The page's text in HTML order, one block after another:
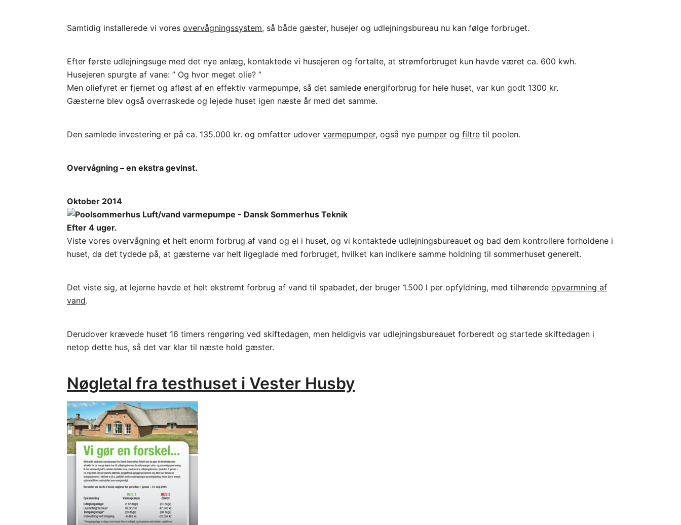
Samtidig installerede vi vores overvågningssystem, så både gæster, husejer og udlejningsbureau nu kan følge forbruget.
Efter første udlejningsuge med det nye anlæg, kontaktede vi husejeren og fortalte, at strømforbruget kun havde været ca. 600 kwh.
Husejeren spurgte af vane: ” Og hvor meget olie? ”
Men oliefyret er fjernet og afløst af en effektiv varmepumpe, så det samlede energiforbrug for hele huset, var kun godt 1300 kr.
Gæsterne blev også overraskede og lejede huset igen næste år med det samme.
Den samlede investering er på ca. 135.000 kr. og omfatter udover varmepumper, også nye pumper og filtre til poolen.
Overvågning – en ekstra gevinst.
Oktober 2014
Efter 4 uger.
Viste vores overvågning et helt enorm forbrug af vand og el i huset, og vi kontaktede udlejningsbureauet og bad dem kontrollere forholdene i
huset, da det tydede på, at gæsterne var helt ligeglade med forbruget, hvilket kan indikere samme holdning til sommerhuset generelt.
Det viste sig, at lejerne havde et helt ekstremt forbrug af vand til spabadet, der bruger 1.500 l per opfyldning, med tilhørende opvarmning af
vand.
Derudover krævede huset 16 timers rengøring ved skiftedagen, men heldigvis var udlejningsbureauet forberedt og startede skiftedagen i
netop dette hus, så det var klar til næste hold gæster.
Nøgletal fra testhuset i Vester Husby